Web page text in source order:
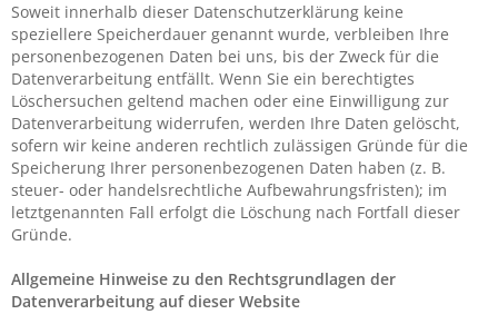
Soweit innerhalb dieser Datenschutzerklärung keine
speziellere Speicherdauer genannt wurde, verbleiben Ihre
personenbezogenen Daten bei uns, bis der Zweck für die
Datenverarbeitung entfällt. Wenn Sie ein berechtigtes
Löschersuchen geltend machen oder eine Einwilligung zur
Datenverarbeitung widerrufen, werden Ihre Daten gelöscht,
sofern wir keine anderen rechtlich zulässigen Gründe für die
Speicherung Ihrer personenbezogenen Daten haben (z. B.
steuer- oder handelsrechtliche Aufbewahrungsfristen); im
letztgenannten Fall erfolgt die Löschung nach Fortfall dieser
Gründe.
Allgemeine Hinweise zu den Rechtsgrundlagen der
Datenverarbeitung auf dieser Website